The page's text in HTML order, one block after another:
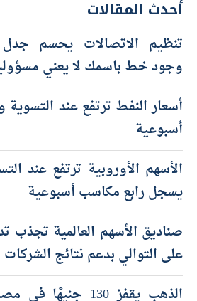
أحدث المقالات
تنظيم الاتصالات يحسم جدل
وجود خط باسمك لا يعني
أسعار النفط ترتفع عند التسوية
أسبوعية
يسجل رابع مكاسب أسبوعية
على التوالي بدعم نتائج الشركات